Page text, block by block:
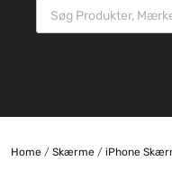
Home/ Skærme/ iPhone